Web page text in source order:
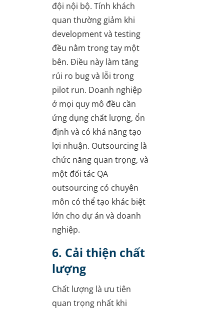
đội nội bộ. Tính khách
quan thường giảm khi
development và testing
đều nằm trong tay một
bên. Điều này làm tăng
rủi ro bug và lỗi trong
pilot run. Doanh nghiệp
ở mọi quy mô đều cần
ứng dụng chất lượng, ổn
định và có khả năng tạo
lợi nhuận. Outsourcing là
chức năng quan trọng, và
một đối tác QA
outsourcing có chuyên
môn có thể tạo khác biệt
lớn cho dự án và doanh
nghiệp.
6. Cải thiện chất
lượng
Chất lượng là ưu tiên
quan trọng nhất khi